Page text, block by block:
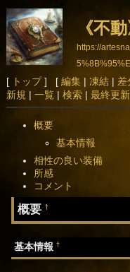
《不動
https://
[ トップ] [ 編集| 凍結| 差
新規 | 一覧 | 検索| 最終更新
概要
基本情報
相性の良い装備
所感
コメント
概要†
基本情報†